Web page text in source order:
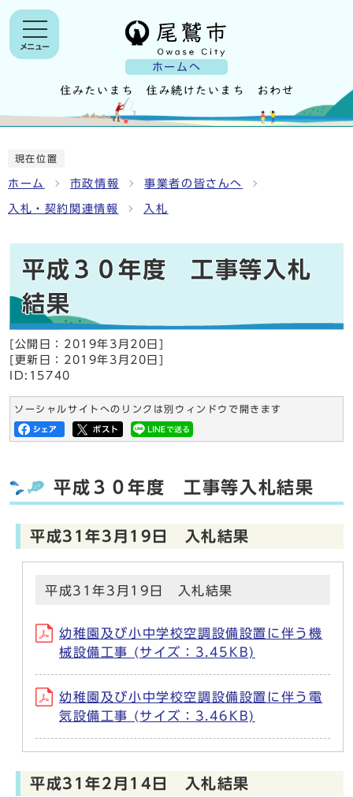
ホームへ
メニュー
現在位置
ホーム 市政情報 事業者の皆さんへ
入札・契約関連情報 入札
平成３０年度 工事等入札
結果
[公開日： 2019年3月20日
[更新日： 2019年3月20日
ID:15740
ソーシャルサイトへのリンクは別ウィンドウで開きます
平成３０年度 工事等入札結果
平成31年3月19日 入札結果
平成31年3月19日 入札結果
幼稚園及び小中学校空調設備設置に伴う機
械設備工事 (サイズ：3.45KB)
幼稚園及び小中学校空調設備設置に伴う電
気設備工事 (サイズ：3.46KB)
平成31年2月14日 入札結果